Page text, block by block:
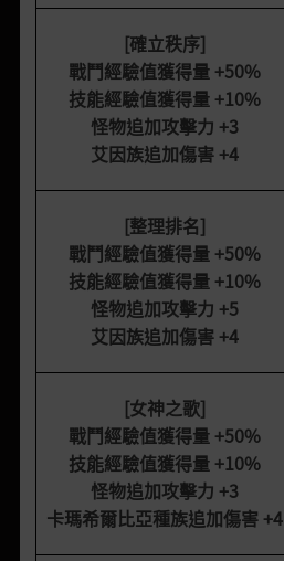
[確立秩序]
戰鬥經驗值獲得量+50%
技能經驗值獲得量+10%
怪物追加攻擊力 +3
艾因族追加傷害+4
[整理排名]
戰鬥經驗值獲得量+50%
技能經驗值獲得量+10%
怪物追加攻擊力 +5
艾因族追加傷害+4
[女神之歌]
戰鬥經驗值獲得量+50%
技能經驗值獲得量+10%
怪物追加攻擊力 +3
卡瑪希爾比亞種族追加傷害+4